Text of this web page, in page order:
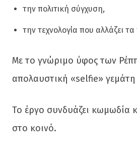
την πολιτική σύγχυση,
την τεχνολογία που αλλάζει
Με το γνώριμο ύφος των
απολαυστική «selfie»
Το έργο συνδυάζει κωμωδία
στο κοινό.